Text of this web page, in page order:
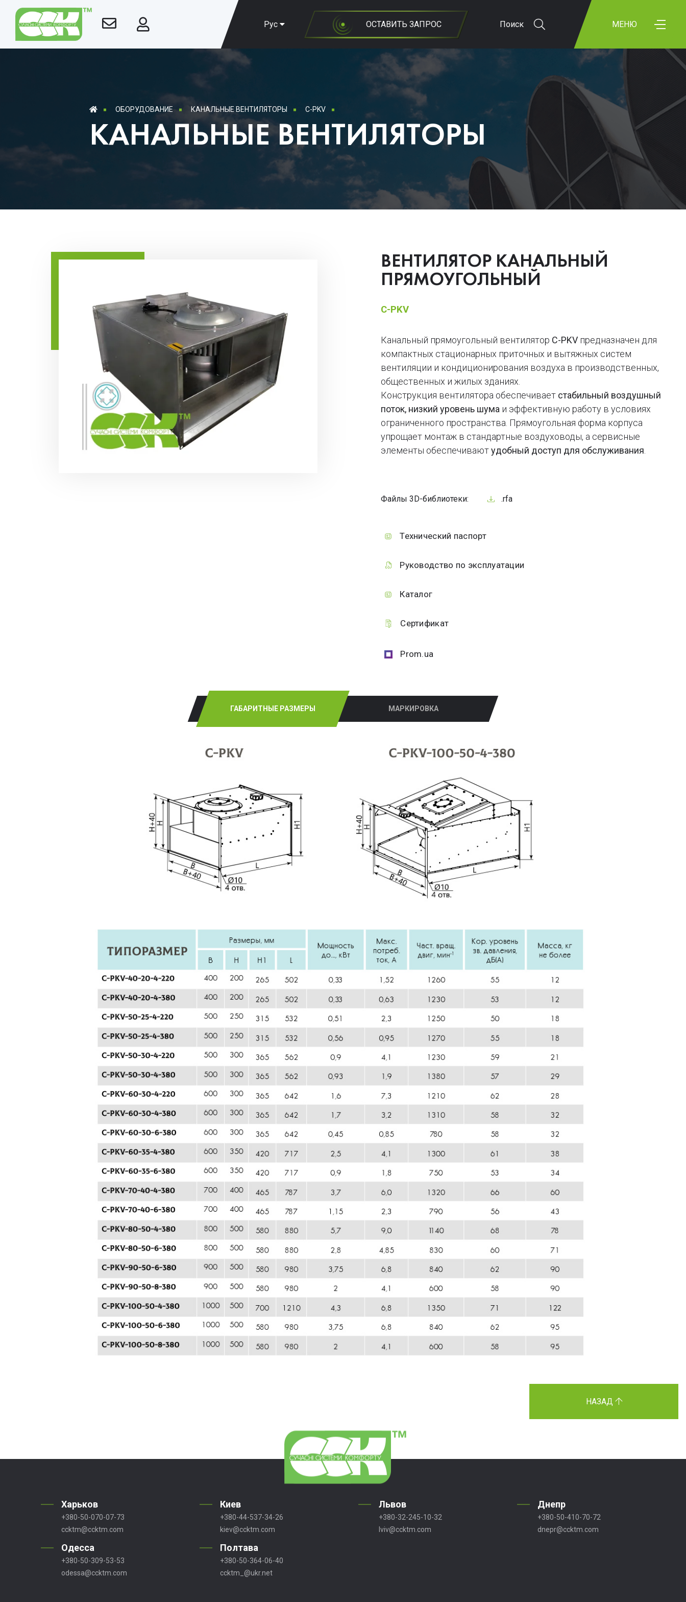
Рус ОСТАВИТЬ ЗАПРОС Поиск МЕНЮ
ОБОРУДОВАНИЕ КАНАЛЬНЫЕ ВЕНТИЛЯТОРЫ C-PKV
КАНАЛЬНЫЕ ВЕНТИЛЯТОРЫ
ВЕНТИЛЯТОР КАНАЛЬНЫЙ
ПРЯМОУГОЛЬНЫЙ
C-PKV
Канальный прямоугольный вентилятор C-PKV предназначен для
компактных стационарных приточных и вытяжных систем
вентиляции и кондиционирования воздуха в производственных,
общественных и жилых зданиях.
Конструкция вентилятора обеспечивает стабильный воздушный
поток, низкий уровень шума и эффективную работу в условиях
ограниченного пространства. Прямоугольная форма корпуса
упрощает монтаж в стандартные воздуховоды, а сервисные
элементы обеспечиваютудобный доступ для обслуживания
Файлы 3D-библиотеки: .rfa
Технический паспорт
Руководство по эксплуатации
Каталог
Сертификат
Prom.ua
ГАБАРИТНЫЕ РАЗМЕРЫ МАРКИРОВКА
НАЗАД
Харьков
+380-50-070-07-73
ccktm@ccktm.com
Киев
+380-44-537-34-26
kiev@ccktm.com
Львов
+380-32-245-10-32
lviv@ccktm.com
Днепр
+380-50-410-70-72
dnepr@ccktm.com
Одесса
+380-50-309-53-53
odessa@ccktm.com
Полтава
+380-50-364-06-40
ccktm_@ukr.net